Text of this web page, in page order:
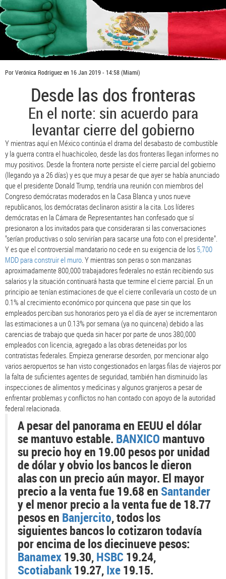
PorVerónica Rodriguezen16 Jan 2019 - 14:58(Miami)
Desde las dos fronteras
En el norte: sin acuerdo para
levantar cierre del gobierno
Y mientras aquí en México continúa el drama del desabasto de combustible
y la guerra contra el huachicoleo, desde las dos fronteras llegan informes no
muy positivos. Desde la frontera norte persiste el cierre parcial del gobierno
(llegando ya a 26 días) y es que muy a pesar de que ayer se había anunciado
que el presidente Donald Trump, tendría una reunión con miembros del
Congreso demócratas moderados en la Casa Blanca y unos nueve
republicanos, los demócratas declinaron asistir a la cita. Los líderes
demócratas en la Cámara de Representantes han confesado que sí
presionaron a los invitados para que consideraran si las conversaciones
"serían productivas o solo servirían para sacarse una foto con el presidente".
Y es que el controversial mandatario no cede en su exigencia de los 5,700
MDD para construir el muro. Y mientras son peras o son manzanas
aproximadamente 800,000 trabajadores federales no están recibiendo sus
salarios y la situación continuará hasta que termine el cierre parcial. En un
principio ae tenían estimaciones de que el cierre conllevaría un costo de un
0.1% al crecimiento económico por quincena que pase sin que los
empleados perciban sus honorarios pero ya el día de ayer se incrementaron
las estimaciones a un 0.13% por semana (ya no quincena) debido a las
carencias de trabajo que queda sin hacer por parte de unos 380,000
empleados con licencia, agregado a las obras deteneidas por los
contratistas federales. Empieza generarse desorden, por mencionar algo
varios aeropuertos se han visto congestionados en largas filas de viajeros por
la falta de suficientes agentes de seguridad, también han disminuido las
inspecciones de alimentos y medicinas y algunos granjeros a pesar de
enfrentar problemas y conflictos no han contado con apoyo de la autoridad
federal relacionada.
A pesar del panorama en EEUU el dólar
se mantuvo estable. BANXICO mantuvo
su precio hoy en 19.00 pesos por unidad
de dólar y obvio los bancos le dieron
alas con un precio aún mayor. El mayor
precio a la venta fue 19.68 en Santander
y el menor precio a la venta fue de 18.77
pesos en Banjercito, todos los
siguientes bancos lo cotizaron todavía
por encima de los diecinueve pesos:
Banamex19.30,HSBC 19.24,
Scotiabank19.27,Ixe19.15.